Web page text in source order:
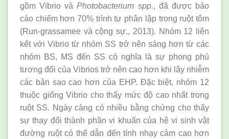
gồm Vibrio vàPhotobacterium spp., đã được báo
cáo chiếm hơn 70% trình tự phân lập trong ruột tôm
(Run-grassamee và cộng sự., 2013). Nhóm 12 liên
kết với Vibrio từ nhóm SS trở nên sáng hơn từ các
nhóm BS, MS đến SS có nghĩa là sự phong phú
tương đối của Vibrios trở nên cao hơn khi lây nhiễm
các bản sao cao hơn của EHP. Đặc biệt, nhóm 12
thuộc giống Vibrio cho thấy mức độ cao nhất trong
ruột SS. Ngày càng có nhiều bằng chứng cho thấy
sự thay đổi thành phần vi khuẩn của hệ vi sinh vật
đường ruột có thể dẫn đến tính nhạy cảm cao hơn